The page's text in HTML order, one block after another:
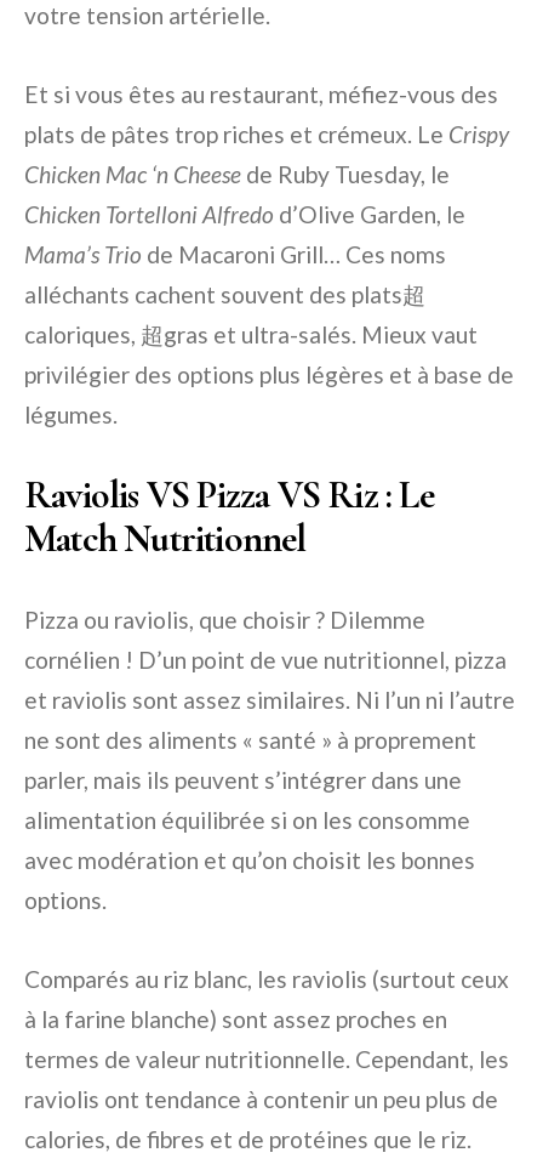
votre tension artérielle.
Et si vous êtes au restaurant, méfiez-vous des
plats de pâtes trop riches et crémeux. Le Crispy
Chicken Mac ‘n Cheese de Ruby Tuesday, le
Chicken Tortelloni Alfredo d’Olive Garden, le
Mama’s Trio de Macaroni Grill… Ces noms
alléchants cachent souvent des plats超
caloriques, 超gras et ultra-salés. Mieux vaut
privilégier des options plus légères et à base de
légumes.
Raviolis VS Pizza VS Riz : Le
Match Nutritionnel
Pizza ou raviolis, que choisir ? Dilemme
cornélien ! D’un point de vue nutritionnel, pizza
et raviolis sont assez similaires. Ni l’un ni l’autre
ne sont des aliments « santé » à proprement
parler, mais ils peuvent s’intégrer dans une
alimentation équilibrée si on les consomme
avec modération et qu’on choisit les bonnes
options.
Comparés au riz blanc, les raviolis (surtout ceux
à la farine blanche) sont assez proches en
termes de valeur nutritionnelle. Cependant, les
raviolis ont tendance à contenir un peu plus de
calories, de fibres et de protéines que le riz.